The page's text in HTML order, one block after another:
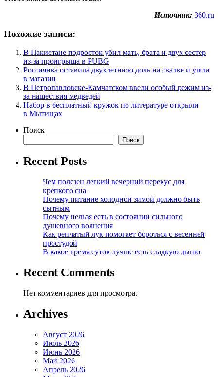
Источник: 360.ru
Похожие записи:
В Пакистане подросток убил мать, брата и двух сестер
из-за проигрыша в PUBG
Россиянка оставила двухлетнюю дочь на свалке и ушла
в магазин
В Петропавловске-Камчатском ввели особый режим из-
за нашествия медведей
Набор в бесплатный кружок по литературе открыли
в Мытищах
Поиск
Поиск
Recent Posts
Чем полезен легкий вечерний перекус для
крепкого сна
Почему питание холодной зимой должно быть
сытным
Почему нельзя есть в состоянии сильного
душевного волнения
Как репчатый лук помогает бороться с весенней
простудой
В какое время суток лучше есть сладкую дыню
Recent Comments
Нет комментариев для просмотра.
Archives
Август 2026
Июль 2026
Июнь 2026
Май 2026
Апрель 2026